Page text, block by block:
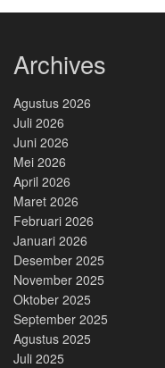
Archives
Agustus 2026
Juli 2026
Juni 2026
Mei 2026
April 2026
Maret 2026
Februari 2026
Januari 2026
Desember 2025
November 2025
Oktober 2025
September 2025
Agustus 2025
Juli 2025